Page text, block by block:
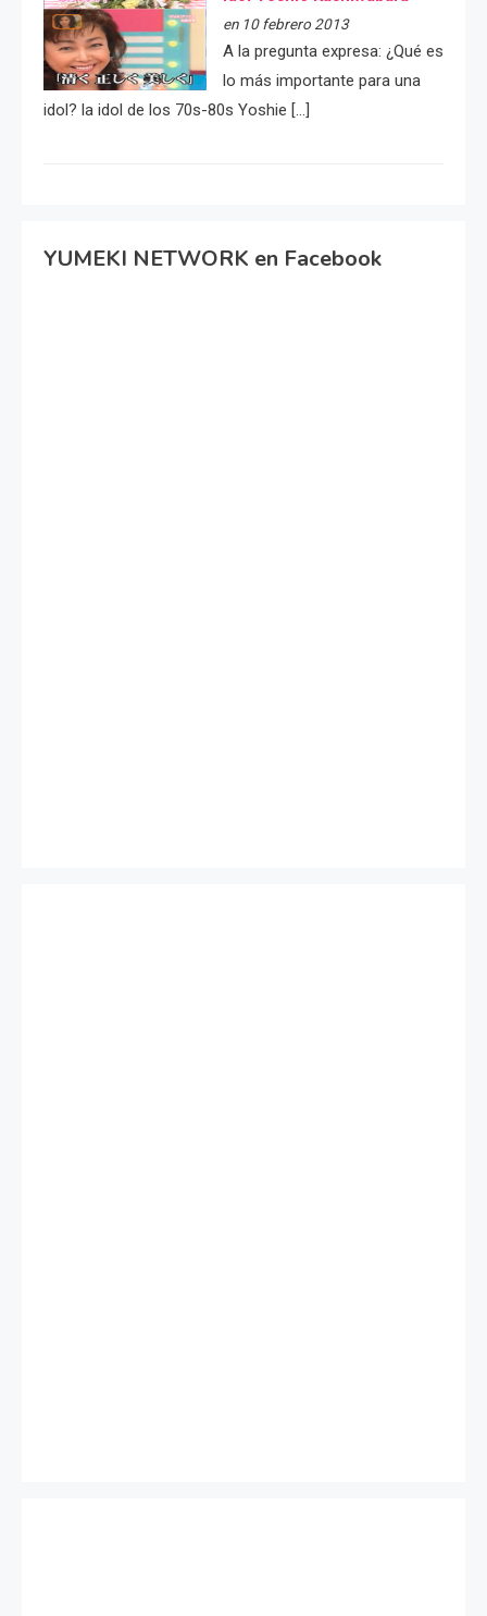
en 10 febrero 2013
A la pregunta expresa: ¿Qué es
lo más importante para una
idol? la idol de los 70s-80s Yoshie […]
YUMEKI NETWORK en Facebook